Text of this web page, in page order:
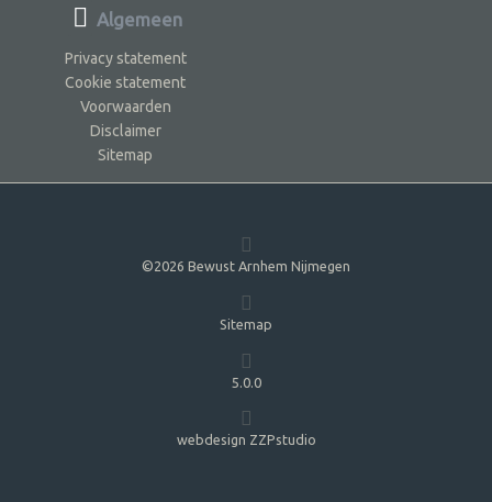
Algemeen
Privacy statement
Cookie statement
Voorwaarden
Disclaimer
Sitemap
©2026 Bewust Arnhem Nijmegen
Sitemap
5.0.0
webdesign ZZPstudio